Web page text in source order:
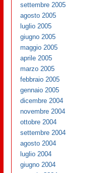
settembre 2005
agosto 2005
luglio 2005
giugno 2005
maggio 2005
aprile 2005
marzo 2005
febbraio 2005
gennaio 2005
dicembre 2004
novembre 2004
ottobre 2004
settembre 2004
agosto 2004
luglio 2004
giugno 2004